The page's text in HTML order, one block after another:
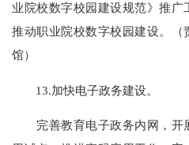
业院校数字校园建设规范》推
推动职业院校数字校园建设。（
馆）
13.加快电子政务建设。
完善教育电子政务内网，开